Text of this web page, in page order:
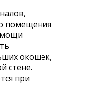
помещения
окошек,
стене.
при